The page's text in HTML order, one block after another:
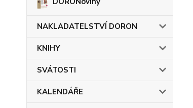
NAKLADATELSTVÍ DORON
KNIHY
SVÁTOSTI
KALENDÁŘE